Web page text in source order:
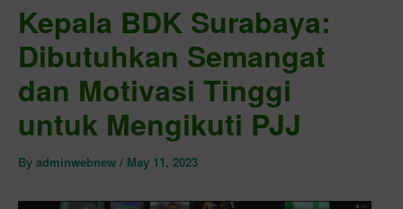
Kepala BDK Surabaya:
Dibutuhkan Semangat
dan Motivasi Tinggi
untuk Mengikuti PJJ
By adminwebnew / May 11, 2023